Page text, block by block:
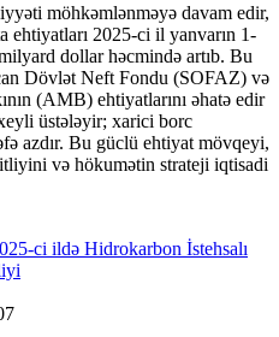
möhkəmlənməyə davam edir,
2025-ci il yanvarın 1-
dollar həcmində artıb. Bu
Dövlət Neft Fondu (SOFAZ) və
(AMB) ehtiyatlarını əhatə edir
üstələyir; xarici borc
azdır. Bu güclü ehtiyat mövqeyi,
və hökumətin strateji iqtisadi